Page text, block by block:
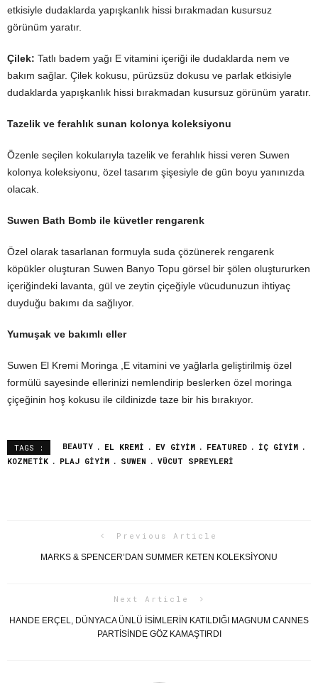
etkisiyle dudaklarda yapışkanlık hissi bırakmadan kusursuz
görünüm yaratır.
Çilek: Tatlı badem yağı E vitamini içeriği ile dudaklarda nem ve
bakım sağlar. Çilek kokusu, pürüzsüz dokusu ve parlak etkisiyle
dudaklarda yapışkanlık hissi bırakmadan kusursuz görünüm yaratır.
Tazelik ve ferahlık sunan kolonya koleksiyonu
Özenle seçilen kokularıyla tazelik ve ferahlık hissi veren Suwen
kolonya koleksiyonu, özel tasarım şişesiyle de gün boyu yanınızda
olacak.
Suwen Bath Bomb ile küvetler rengarenk
Özel olarak tasarlanan formuyla suda çözünerek rengarenk
köpükler oluşturan Suwen Banyo Topu görsel bir şölen oluştururken
içeriğindeki lavanta, gül ve zeytin çiçeğiyle vücudunuzun ihtiyaç
duyduğu bakımı da sağlıyor.
Yumuşak ve bakımlı eller
Suwen El Kremi Moringa ,E vitamini ve yağlarla geliştirilmiş özel
formülü sayesinde ellerinizi nemlendirip beslerken özel moringa
çiçeğinin hoş kokusu ile cildinizde taze bir his bırakıyor.
TAGS : BEAUTY EL KREMI EV GIYIM FEATURED
IÇ GIYIM
KOZMETIK
PLAJ GIYIM SUWEN VÜCUT SPREYLERI
Previous Article
MARKS & SPENCER’DAN SUMMER KETEN KOLEKSIYONU
Next Article
HANDE ERÇEL, DÜNYACA ÜNLÜ İSİMLERİN KATILDIĞI MAGNUM CANNES
PARTİSİNDE GÖZ KAMAŞTIRDI